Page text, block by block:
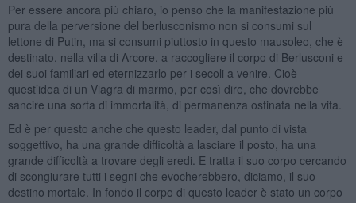
Per essere ancora più chiaro, io penso che la manifestazione più
pura della perversione del berlusconismo non si consumi sul
lettone di Putin, ma si consumi piuttosto in questo mausoleo, che è
destinato, nella villa di Arcore, a raccogliere il corpo di Berlusconi e
dei suoi familiari ed eternizzarlo per i secoli a venire. Cioè
quest’idea di un Viagra di marmo, per così dire, che dovrebbe
sancire una sorta di immortalità, di permanenza ostinata nella vita.
Ed è per questo anche che questo leader, dal punto di vista
soggettivo, ha una grande difficoltà a lasciare il posto, ha una
grande difficoltà a trovare degli eredi. E tratta il suo corpo cercando
di scongiurare tutti i segni che evocherebbero, diciamo, il suo
destino mortale. In fondo il corpo di questo leader è stato un corpo